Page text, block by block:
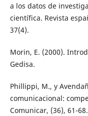
a los datos de
científica. Revista
37(4).
Morin, E. (2000).
Gedisa.
Phillippi, M., y
comunicacional:
Comunicar, (36), 61-68.